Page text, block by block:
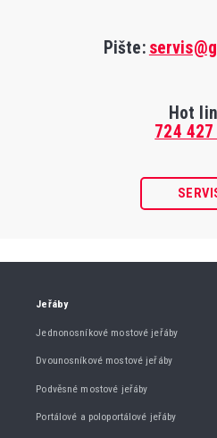
Pište:
Hot
724
Jeřáby
Jednonosníkové mostové jeřáby
Dvounosníkové mostové jeřáby
Podvěsné mostové jeřáby
Portálové a poloportálové jeřáby